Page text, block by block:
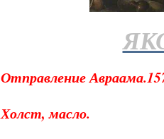
Отправление
Холст, масло.